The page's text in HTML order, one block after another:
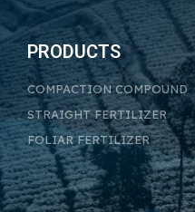
PRODUCTS
COMPACTION COMPOUND
STRAIGHT FERTILIZER
FOLIAR FERTILIZER